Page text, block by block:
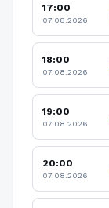
17:00
07.08.2026
18:00
07.08.2026
19:00
07.08.2026
20:00
07.08.2026